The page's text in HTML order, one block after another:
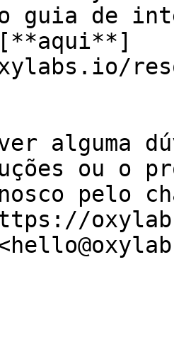
guia de
[**aqui**]
alguma
ou o
pelo